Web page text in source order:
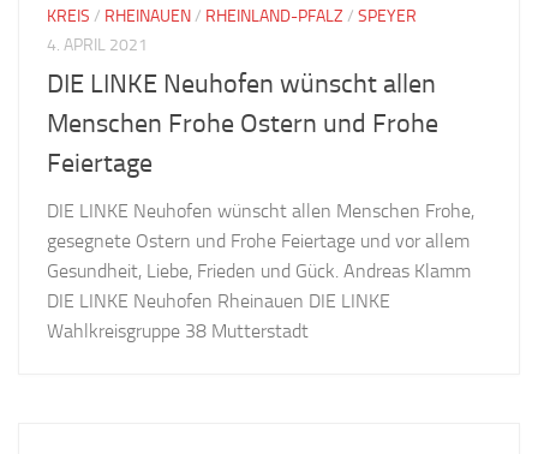
KREIS / RHEINAUEN/ RHEINLAND-PFALZ / SPEYER
4. APRIL 2021
DIE LINKE Neuhofen wünscht allen
Menschen Frohe Ostern und Frohe
Feiertage
DIE LINKE Neuhofen wünscht allen Menschen Frohe,
gesegnete Ostern und Frohe Feiertage und vor allem
Gesundheit, Liebe, Frieden und Gück. Andreas Klamm
DIE LINKE Neuhofen Rheinauen DIE LINKE
Wahlkreisgruppe 38 Mutterstadt